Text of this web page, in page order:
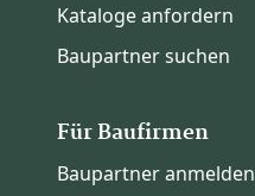
Kataloge anfordern
Baupartner suchen
Für Baufirmen
Baupartner anmelden